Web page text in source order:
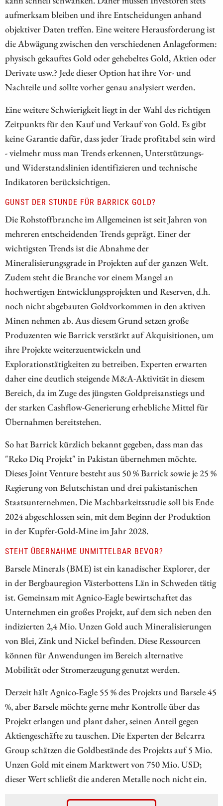
aufmerksam bleiben und ihre Entscheidungen anhand
objektiver Daten treffen. Eine weitere Herausforderung ist
die Abwägung zwischen den verschiedenen Anlageformen:
physisch gekauftes Gold oder gehebeltes Gold, Aktien oder
Derivate usw.? Jede dieser Option hat ihre Vor- und
Nachteile und sollte vorher genau analysiert werden.
Eine weitere Schwierigkeit liegt in der Wahl des richtigen
Zeitpunkts für den Kauf und Verkauf von Gold. Es gibt
keine Garantie dafür, dass jeder Trade profitabel sein wird
- vielmehr muss man Trends erkennen, Unterstützungs-
und Widerstandslinien identifizieren und technische
Indikatoren berücksichtigen.
GUNST DER STUNDE FÜR BARRICK GOLD?
Die Rohstoffbranche im Allgemeinen ist seit Jahren von
mehreren entscheidenden Trends geprägt. Einer der
wichtigsten Trends ist die Abnahme der
Mineralisierungsgrade in Projekten auf der ganzen Welt.
Zudem steht die Branche vor einem Mangel an
hochwertigen Entwicklungsprojekten und Reserven, d.h.
noch nicht abgebauten Goldvorkommen in den aktiven
Minen nehmen ab. Aus diesem Grund setzen große
Produzenten wie Barrick verstärkt auf Akquisitionen, um
ihre Projekte weiterzuentwickeln und
Explorationstätigkeiten zu betreiben. Experten erwarten
daher eine deutlich steigende M&A-Aktivität in diesem
Bereich, da im Zuge des jüngsten Goldpreisanstiegs und
der starken Cashflow-Generierung erhebliche Mittel für
Übernahmen bereitstehen.
So hat Barrick kürzlich bekannt gegeben, dass man das
"Reko Diq Projekt" in Pakistan übernehmen möchte.
Dieses Joint Venture besteht aus 50 % Barrick sowie je 25 %
Regierung von Belutschistan und drei pakistanischen
Staatsunternehmen. Die Machbarkeitsstudie soll bis Ende
2024 abgeschlossen sein, mit dem Beginn der Produktion
in der Kupfer-Gold-Mine im Jahr 2028.
STEHT ÜBERNAHME UNMITTELBAR BEVOR?
Barsele Minerals (BME) ist ein kanadischer Explorer, der
in der Bergbauregion Västerbottens Län in Schweden tätig
ist. Gemeinsam mit Agnico-Eagle bewirtschaftet das
Unternehmen ein großes Projekt, auf dem sich neben den
indizierten 2,4 Mio. Unzen Gold auch Mineralisierungen
von Blei, Zink und Nickel befinden. Diese Ressourcen
können für Anwendungen im Bereich alternative
Mobilität oder Stromerzeugung genutzt werden.
Derzeit hält Agnico-Eagle 55 % des Projekts und Barsele 45
%, aber Barsele möchte gerne mehr Kontrolle über das
Projekt erlangen und plant daher, seinen Anteil gegen
Aktiengeschäfte zu tauschen. Die Experten der Belcarra
Group schätzen die Goldbestände des Projekts auf 5 Mio.
Unzen Gold mit einem Marktwert von 750 Mio. USD;
dieser Wert schließt die anderen Metalle noch nicht ein.